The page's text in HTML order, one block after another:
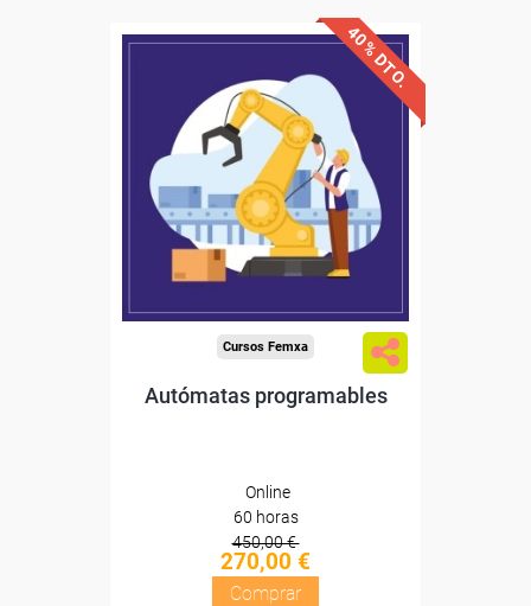
40% DTO.
Descuentos especiales
Sin requisitos de acceso
Diploma
Compra segura
Cursos Femxa
Autómatas programables
Online
60 horas
450,00 €
270,00 €
Comprar